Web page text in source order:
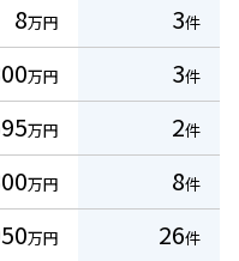
8万円 3件
万円 3件
万円 2件
万円 8件
万円 26件